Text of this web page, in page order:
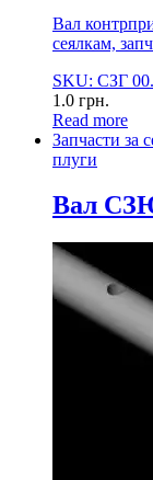
Вал
сеялкам,
SKU: СЗГ
1.0 грн.
Read more
Запчасти за
плуги
Вал